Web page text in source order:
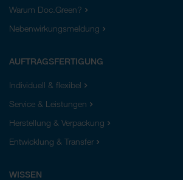
Warum Doc.Green?
Nebenwirkungsmeldung
AUFTRAGSFERTIGUNG
Individuell & flexibel
Service & Leistungen
Herstellung & Verpackung
Entwicklung & Transfer
WISSEN